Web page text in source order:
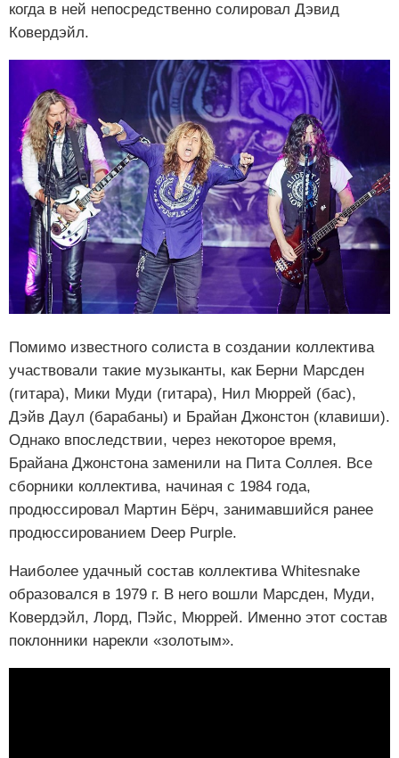
когда в ней непосредственно солировал Дэвид
Ковердэйл.
Помимо известного солиста в создании коллектива
участвовали такие музыканты, как Берни Марсден
(гитара), Мики Муди (гитара), Нил Мюррей (бас),
Дэйв Даул (барабаны) и Брайан Джонстон (клавиши).
Однако впоследствии, через некоторое время,
Брайана Джонстона заменили на Пита Соллея. Все
сборники коллектива, начиная с 1984 года,
продюссировал Мартин Бёрч, занимавшийся ранее
продюссированием Deep Purple.
Наиболее удачный состав коллектива Whitesnake
образовался в 1979 г. В него вошли Марсден, Муди,
Ковердэйл, Лорд, Пэйс, Мюррей. Именно этот состав
поклонники нарекли «золотым».